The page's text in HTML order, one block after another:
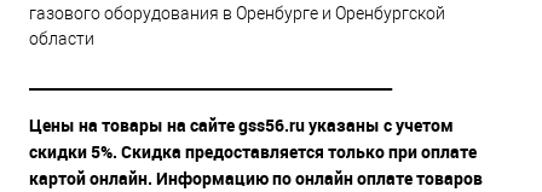
газового оборудования в Оренбурге и Оренбургской
области
Цены на товары на сайте gss56.ru указаны с учетом
скидки 5%. Скидка предоставляется только при оплате
картой онлайн. Информацию по онлайн оплате товаров